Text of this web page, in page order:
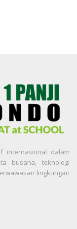
internasional dalam
busana, teknologi
lingkungan